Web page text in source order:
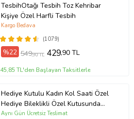
TesbihOtağı Tesbih Toz Kehribar
Kişiye Özel Harfli Tesbih
(1079)
Kargo Bedava
%22 549,90 TL 429,90 TL
45,85 TL'den Başlayan Taksitlerle
Hediye Kutulu Kadın Kol Saati Özel
Hediye Bileklikli Özel Kutusunda
(Gold)
Aynı Gün Ücretsiz Teslimat